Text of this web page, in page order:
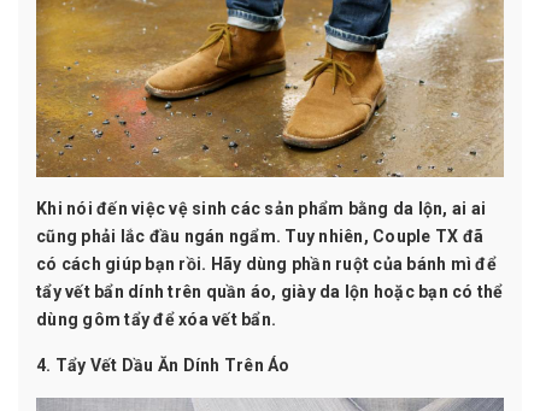
Khi nói đến việc vệ sinh các sản phẩm bằng da lộn, ai ai
cũng phải lắc đầu ngán ngẩm. Tuy nhiên, Couple TX đã
có cách giúp bạn rồi. Hãy dùng phần ruột của bánh mì để
tẩy vết bẩn dính trên quần áo, giày da lộn hoặc bạn có thể
dùng gôm tẩy để xóa vết bẩn.
4. Tẩy Vết Dầu Ăn Dính Trên Áo